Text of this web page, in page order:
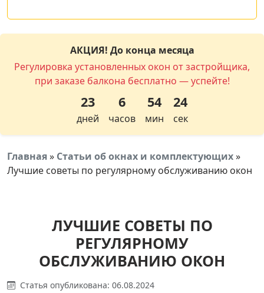
АКЦИЯ! До конца месяца
Регулировка установленных окон от застройщика,
при заказе балкона бесплатно — успейте!
23
дней
6
часов
54
мин
23
сек
Главная» Статьи об окнах и комплектующих»
Лучшие советы по регулярному обслуживанию окон
ЛУЧШИЕ СОВЕТЫ ПО
РЕГУЛЯРНОМУ
ОБСЛУЖИВАНИЮ ОКОН
Статья опубликована: 06.08.2024